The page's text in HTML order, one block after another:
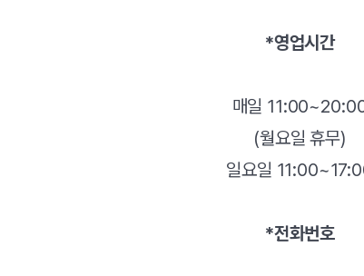
*영업시간
매일
(월요일 휴무)
일요일
*전화번호